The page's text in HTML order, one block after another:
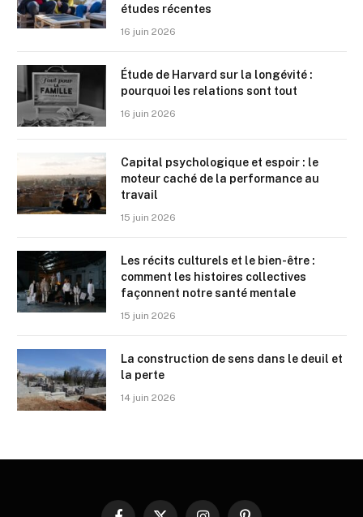
études récentes
16 juin 2026
Étude de Harvard sur la longévité :
pourquoi les relations sont tout
16 juin 2026
Capital psychologique et espoir : le
moteur caché de la performance au
travail
15 juin 2026
Les récits culturels et le bien-être :
comment les histoires collectives
façonnent notre santé mentale
15 juin 2026
La construction de sens dans le deuil et
la perte
14 juin 2026